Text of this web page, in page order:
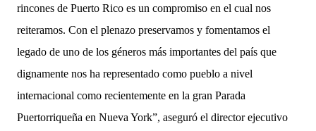
rincones de Puerto Rico es un compromiso en el cual nos
reiteramos. Con el plenazo preservamos y fomentamos el
legado de uno de los géneros más importantes del país que
dignamente nos ha representado como pueblo a nivel
internacional como recientemente en la gran Parada
Puertorriqueña en Nueva York”, aseguró el director ejecutivo